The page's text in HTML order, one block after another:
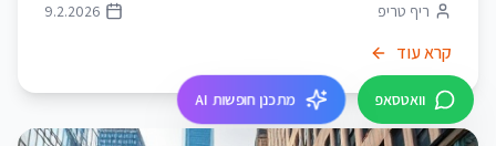
ריף טריפ 9.2.2026
קרא עוד
וואטסאפ מתכנן חופשות AI